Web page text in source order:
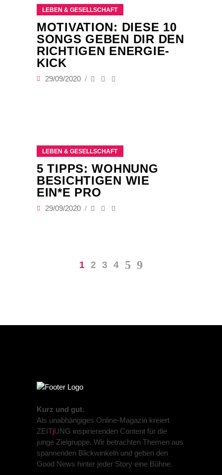
LEBEN & GESELLSCHAFT
MOTIVATION: DIESE 10
SONGS GEBEN DIR DEN
RICHTIGEN ENERGIE-
KICK
29/09/2020
LEBEN & GESELLSCHAFT
5 TIPPS: WOHNUNG
BESICHTIGEN WIE
EIN*E PRO
29/09/2020
1 2 3 4
Kurz und gut.
Als unabhängiges Online-Magazin kreiert
ZEITjUNG inspirierenden Content für die
junge Zielgruppe. Wir betrachten Themen aus
spannenden Blickwinkeln und geben den
Good News hinter jeder Story eine Bühne.